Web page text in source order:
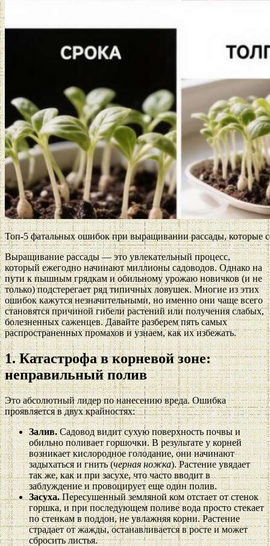
Топ-5 фатальных ошибок при выращивании рассады, которые
Выращивание рассады — это увлекательный процесс,
который ежегодно начинают миллионы садоводов. Однако на
пути к пышным грядкам и обильному урожаю новичков (и не
только) подстерегает ряд типичных ловушек. Многие из этих
ошибок кажутся незначительными, но именно они чаще всего
становятся причиной гибели растений или получения слабых,
болезненных саженцев. Давайте разберем пять самых
распространенных промахов и узнаем, как их избежать.
1. Катастрофа в корневой зоне:
неправильный полив
Это абсолютный лидер по нанесению вреда. Ошибка
проявляется в двух крайностях:
Залив.Садовод видит сухую поверхность почвы и
обильно поливает горшочки. В результате у корней
возникает кислородное голодание, они начинают
задыхаться и гнить (черная ножка). Растение увядает
так же, как и при засухе, что часто вводит в
заблуждение и провоцирует еще один полив.
Засуха.Пересушенный земляной ком отстает от стенок
горшка, и при последующем поливе вода просто стекает
по стенкам в поддон, не увлажняя корни. Растение
страдает от жажды, останавливается в росте и может
сбросить листья.